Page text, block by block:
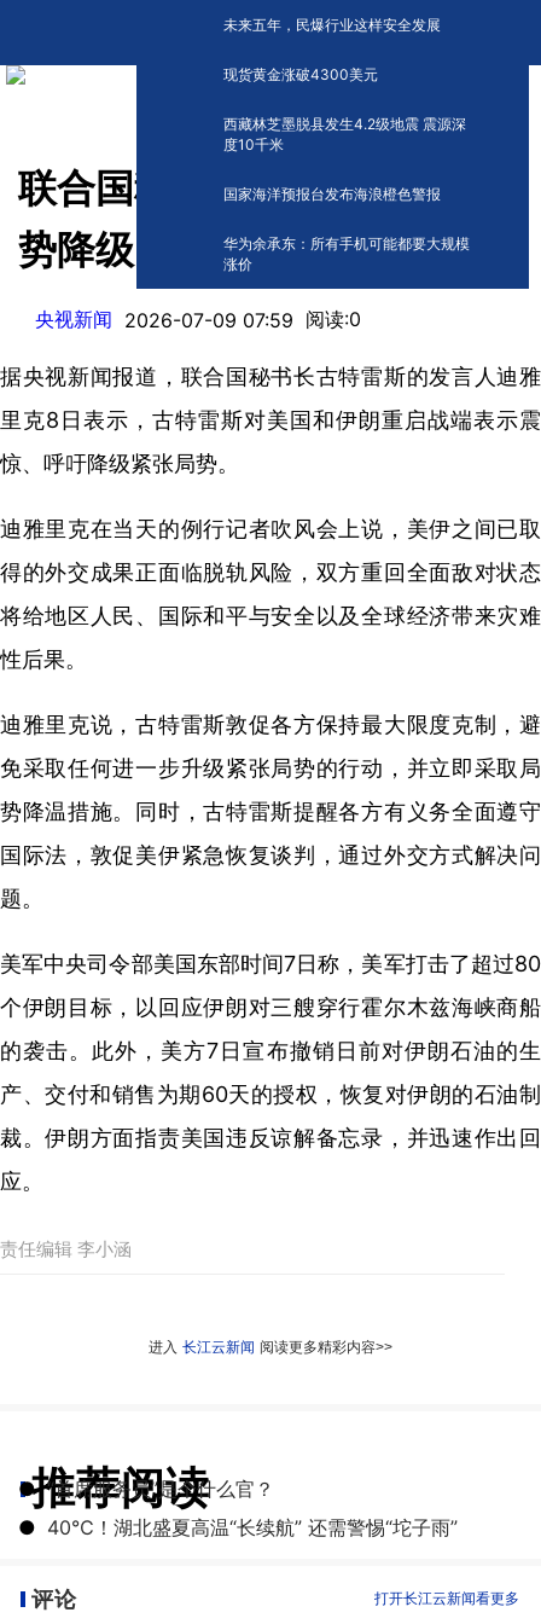
未来五年，民爆行业这样安全发展
现货黄金涨破4300美元
西藏林芝墨脱县发生4.2级地震 震源深
度10千米
国家海洋预报台发布海浪橙色警报
华为余承东：所有手机可能都要大规模
涨价
联合国秘书长呼吁美伊紧张局
势降级
央视新闻 2026-07-09 07:59 阅读:0
据央视新闻报道，联合国秘书长古特雷斯的发言人迪雅
里克8日表示，古特雷斯对美国和伊朗重启战端表示震
惊、呼吁降级紧张局势。
迪雅里克在当天的例行记者吹风会上说，美伊之间已取
得的外交成果正面临脱轨风险，双方重回全面敌对状态
将给地区人民、国际和平与安全以及全球经济带来灾难
性后果。
迪雅里克说，古特雷斯敦促各方保持最大限度克制，避
免采取任何进一步升级紧张局势的行动，并立即采取局
势降温措施。同时，古特雷斯提醒各方有义务全面遵守
国际法，敦促美伊紧急恢复谈判，通过外交方式解决问
题。
美军中央司令部美国东部时间7日称，美军打击了超过80
个伊朗目标，以回应伊朗对三艘穿行霍尔木兹海峡商船
的袭击。此外，美方7日宣布撤销日前对伊朗石油的生
产、交付和销售为期60天的授权，恢复对伊朗的石油制
裁。伊朗方面指责美国违反谅解备忘录，并迅速作出回
应。
责任编辑 李小涵
进入 长江云新闻 阅读更多精彩内容>>
推荐阅读
● “首席服务员”是个什么官？
● 40℃！湖北盛夏高温“长续航” 还需警惕“坨子雨”
评论 打开长江云新闻看更多